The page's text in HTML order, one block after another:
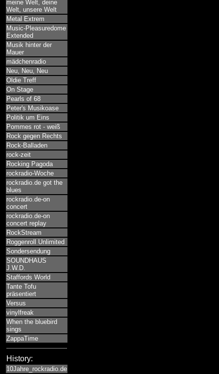
meine Welt, deine
Welt, unsere Welt
Metal Extrem
Music-Pleasuredome
Extended
Musik hinter der
Mauer
mädchenradio
Neu, Neu, Neu
Oldie Treff
On Stage
Pearls of 68
Peter's Musikoase
Politik um Eins
Pommes rot - weiß
Rock gegen Rechts
Rock-Balladen
rock-zeit
Rocking Pagoda
rockradio-Woche
rockradio.de got the
blues
rockradio.de-on
concert
rockradio.de-on
concert replay
RockStream
Roggenroll Unlimited
Sondersendung
SOUNDHAUS
J.W.D.
Staffords World
Tante Tofu
präsentiert
Versus
vinylfreak
When the bluebird
sings
ZappaTime
History:
10Jahre_rockradio.de